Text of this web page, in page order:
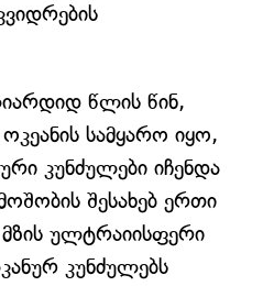
წლის წინ,
სამყარო იყო,
კუნძულები იჩენდა
შესახებ ერთი
ულტრაიისფერი
კუნძულებს